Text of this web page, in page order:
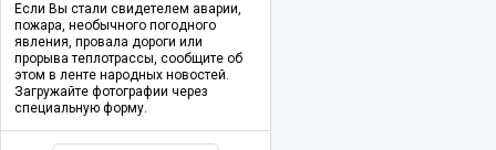
Если Вы стали свидетелем аварии,
пожара, необычного погодного
явления, провала дороги или
прорыва теплотрассы, сообщите об
этом в ленте народных новостей.
Загружайте фотографии через
специальную форму.